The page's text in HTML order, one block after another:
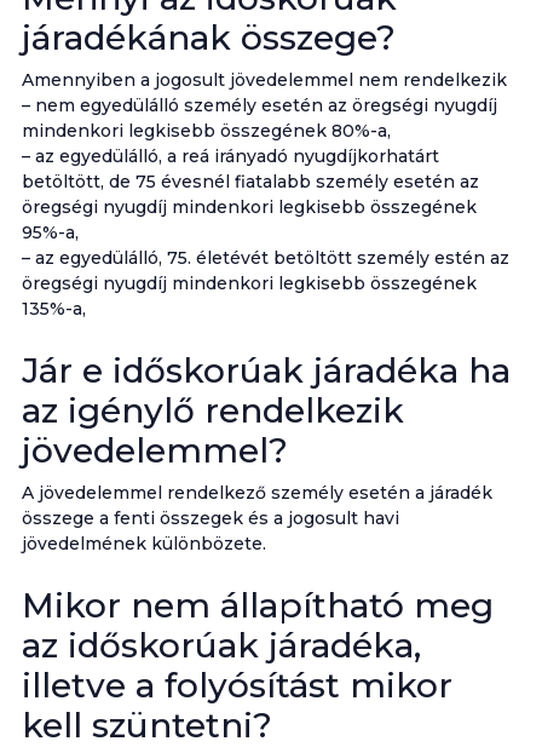
járadékának összege?
Amennyiben a jogosult jövedelemmel nem rendelkezik
– nem egyedülálló személy esetén az öregségi nyugdíj
mindenkori legkisebb összegének 80%-a,
– az egyedülálló, a reá irányadó nyugdíjkorhatárt
betöltött, de 75 évesnél fiatalabb személy esetén az
öregségi nyugdíj mindenkori legkisebb összegének
95%-a,
– az egyedülálló, 75. életévét betöltött személy estén az
öregségi nyugdíj mindenkori legkisebb összegének
135%-a,
Jár e időskorúak járadéka ha
az igénylő rendelkezik
jövedelemmel?
A jövedelemmel rendelkező személy esetén a járadék
összege a fenti összegek és a jogosult havi
jövedelmének különbözete.
Mikor nem állapítható meg
az időskorúak járadéka,
illetve a folyósítást mikor
kell szüntetni?